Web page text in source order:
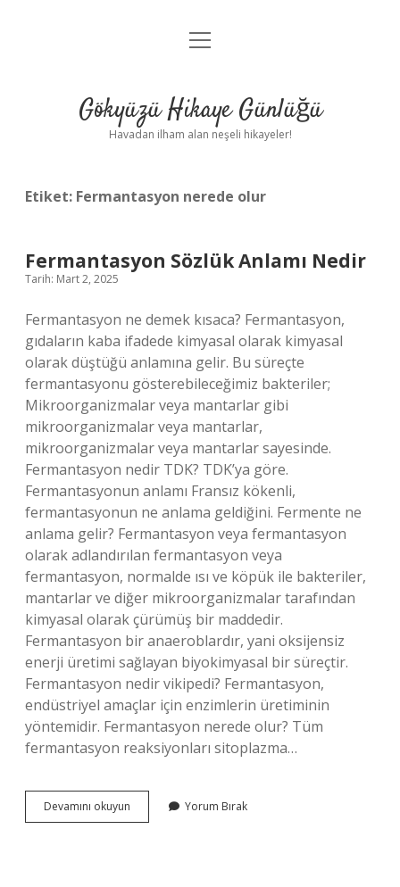
Anasayfa
Yasal Uyarı
menüyü
Gökyüzü Hikaye Günlüğü
Havadan ilham alan neşeli hikayeler!
Etiket: Fermantasyon nerede olur
Fermantasyon Sözlük Anlamı Nedir
Tarih: Mart 2, 2025
Fermantasyon ne demek kısaca? Fermantasyon,
gıdaların kaba ifadede kimyasal olarak kimyasal
olarak düştüğü anlamına gelir. Bu süreçte
fermantasyonu gösterebileceğimiz bakteriler;
Mikroorganizmalar veya mantarlar gibi
mikroorganizmalar veya mantarlar,
mikroorganizmalar veya mantarlar sayesinde.
Fermantasyon nedir TDK? TDK’ya göre.
Fermantasyonun anlamı Fransız kökenli,
fermantasyonun ne anlama geldiğini. Fermente ne
anlama gelir? Fermantasyon veya fermantasyon
olarak adlandırılan fermantasyon veya
fermantasyon, normalde ısı ve köpük ile bakteriler,
mantarlar ve diğer mikroorganizmalar tarafından
kimyasal olarak çürümüş bir maddedir.
Fermantasyon bir anaeroblardır, yani oksijensiz
enerji üretimi sağlayan biyokimyasal bir süreçtir.
Fermantasyon nedir vikipedi? Fermantasyon,
endüstriyel amaçlar için enzimlerin üretiminin
yöntemidir. Fermantasyon nerede olur? Tüm
fermantasyon reaksiyonları sitoplazma…
Devamını okuyun Fermantasyon
Sözlük
Yorum Bırak